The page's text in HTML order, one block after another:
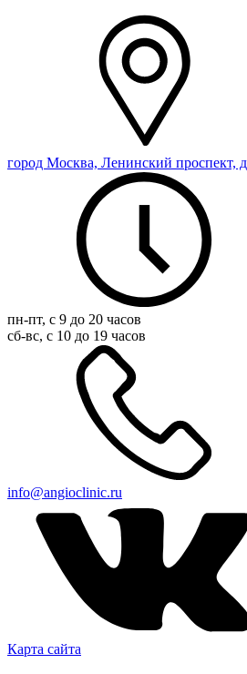
город Москва, Ленинский проспект,
пн-пт, с 9 до 20 часов
сб-вс, с 10 до 19 часов
info@angioclinic.ru
Карта сайта